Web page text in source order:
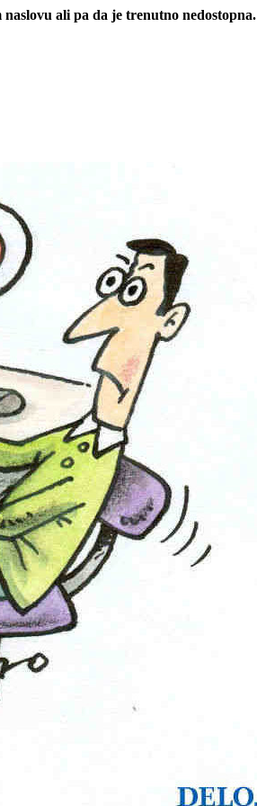
ali pa da je trenutno nedostopna.